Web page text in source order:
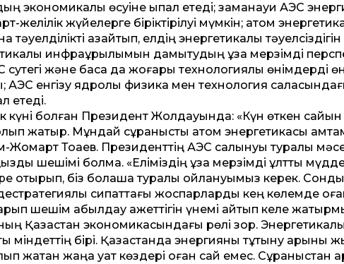
экономикалық өсуіне ықпал етеді; заманауи АЭС
желілік жүйелерге біріктірілуі мүмкін; атом
тәуелділікті азайтып, елдің энергетикалық
инфрақұрылымын дамытудың ұзақ мерзімді
сутегі және басқа да жоғары технологиялық өнімдерді
АЭС енгізу ядролық физика мен технология
етеді.
күні болған Президент Жолдауында: «Күн өткен
жатыр. Мұндай сұранысты атом энергетикасы
Тоқаев. Президенттің АЭС салынуы туралы
шешімі болмақ. «Еліміздің ұзақ мерзімді ұлттық
отырып, біз болашақ туралы ойлануымыз керек.
сипаттағы жоспарларды кең көлемде
шешім қабылдау қажеттігін үнемі айтып келе
Қазақстан экономикасындағы рөлі зор. Энергетикалық
міндеттің бірі. Қазақстанда энергияны тұтыну
жатқан жаңа қуат көздері оған сай емес. Сұраныстан